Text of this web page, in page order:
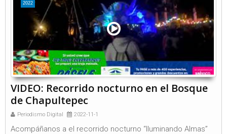
2022
VIDEO: Recorrido nocturno en el Bosque
de Chapultepec
Periodismo Digital 2022-11-1
Acompáñanos a el recorrido nocturno “Iluminando Almas”